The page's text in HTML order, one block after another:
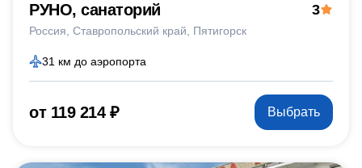
РУНО, санаторий
Россия Ставропольский край Пятигорск
3
31 км до аэропорта
от 119 214 ₽ Выбрать